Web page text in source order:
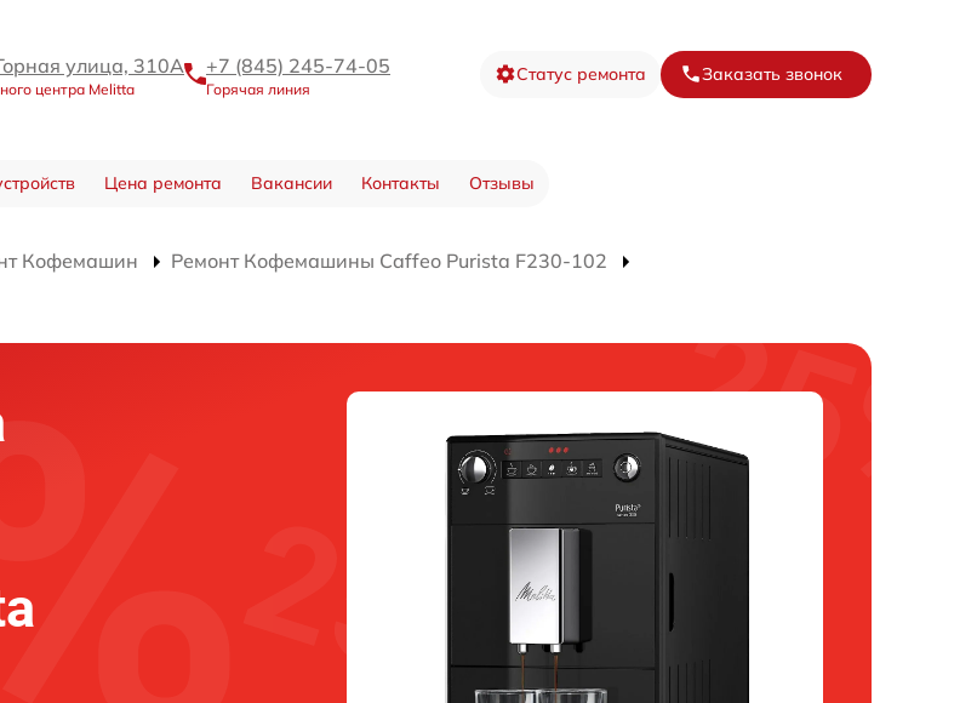
улица, 310А
центра Melitta
+7 (845) 245-74-05
Горячая линия
Статус ремонта Заказать звонок
Цена ремонта Вакансии Контакты Отзывы
Кофемашин
Ремонт Кофемашины Caffeo Purista F230-102